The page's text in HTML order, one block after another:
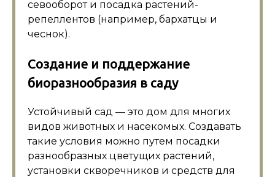
севооборот и посадка растений-
репеллентов (например, бархатцы и
чеснок).
Создание и поддержание
биоразнообразия в саду
Устойчивый сад — это дом для многих
видов животных и насекомых. Создавать
такие условия можно путем посадки
разнообразных цветущих растений,
установки скворечников и средств для